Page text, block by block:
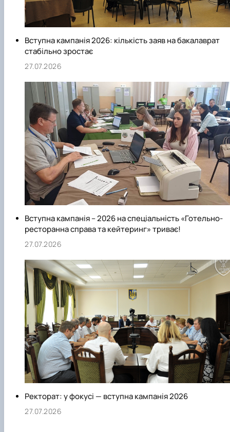
Вступна кампанія 2026: кількість заяв на бакалаврат
стабільно зростає
27.07.2026
Вступна кампанія – 2026 на спеціальність «Готельно-
ресторанна справа та кейтеринг» триває!
27.07.2026
Ректорат: у фокусі — вступна кампанія 2026
27.07.2026